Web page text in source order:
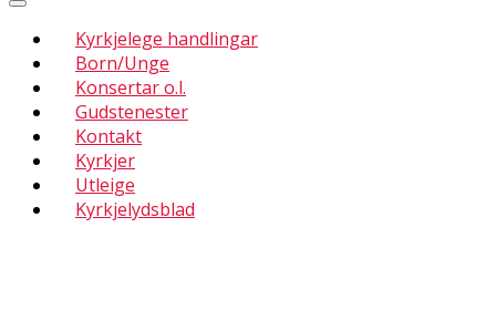
Kyrkjelege handlingar
Born/Unge
Konsertar o.l.
Gudstenester
Kontakt
Kyrkjer
Utleige
Kyrkjelydsblad